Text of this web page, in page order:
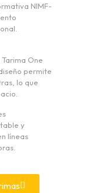
NIMF-
One
permite
lo que
y
líneas